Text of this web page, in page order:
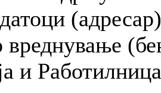
вреднување
и